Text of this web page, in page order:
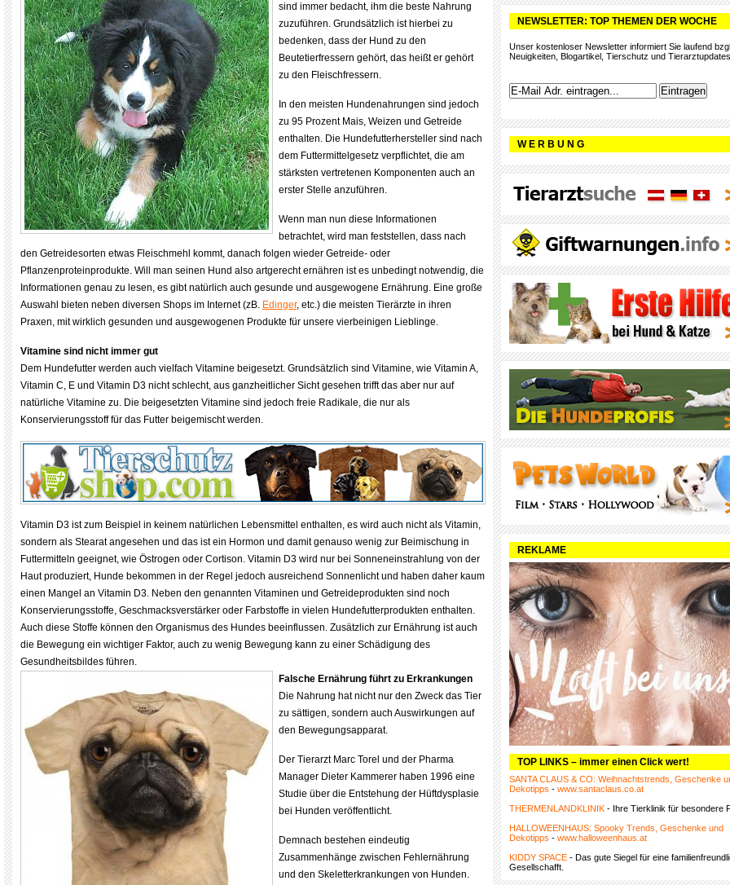
sind immer bedacht, ihm die beste Nahrung
zuzuführen. Grundsätzlich ist hierbei zu
bedenken, dass der Hund zu den
Beutetierfressern gehört, das heißt er gehört
zu den Fleischfressern.
In den meisten Hundenahrungen sind jedoch
zu 95 Prozent Mais, Weizen und Getreide
enthalten. Die Hundefutterhersteller sind nach
dem Futtermittelgesetz verpflichtet, die am
stärksten vertretenen Komponenten auch an
erster Stelle anzuführen.
Wenn man nun diese Informationen
betrachtet, wird man feststellen, dass nach
den Getreidesorten etwas Fleischmehl kommt, danach folgen wieder Getreide- oder
Pflanzenproteinprodukte. Will man seinen Hund also artgerecht ernähren ist es unbedingt notwendig, die
Informationen genau zu lesen, es gibt natürlich auch gesunde und ausgewogene Ernährung. Eine große
Auswahl bieten neben diversen Shops im Internet (zB. Edinger, etc.) die meisten Tierärzte in ihren
Praxen, mit wirklich gesunden und ausgewogenen Produkte für unsere vierbeinigen Lieblinge.
Vitamine sind nicht immer gut
Dem Hundefutter werden auch vielfach Vitamine beigesetzt. Grundsätzlich sind Vitamine, wie Vitamin A,
Vitamin C, E und Vitamin D3 nicht schlecht, aus ganzheitlicher Sicht gesehen trifft das aber nur auf
natürliche Vitamine zu. Die beigesetzten Vitamine sind jedoch freie Radikale, die nur als
Konservierungsstoff für das Futter beigemischt werden.
Vitamin D3 ist zum Beispiel in keinem natürlichen Lebensmittel enthalten, es wird auch nicht als Vitamin,
sondern als Stearat angesehen und das ist ein Hormon und damit genauso wenig zur Beimischung in
Futtermitteln geeignet, wie Östrogen oder Cortison. Vitamin D3 wird nur bei Sonneneinstrahlung von der
Haut produziert, Hunde bekommen in der Regel jedoch ausreichend Sonnenlicht und haben daher kaum
einen Mangel an Vitamin D3. Neben den genannten Vitaminen und Getreideprodukten sind noch
Konservierungsstoffe, Geschmacksverstärker oder Farbstoffe in vielen Hundefutterprodukten enthalten.
Auch diese Stoffe können den Organismus des Hundes beeinflussen. Zusätzlich zur Ernährung ist auch
die Bewegung ein wichtiger Faktor, auch zu wenig Bewegung kann zu einer Schädigung des
Gesundheitsbildes führen.
Falsche Ernährung führt zu Erkrankungen
Die Nahrung hat nicht nur den Zweck das Tier
zu sättigen, sondern auch Auswirkungen auf
den Bewegungsapparat.
Der Tierarzt Marc Torel und der Pharma
Manager Dieter Kammerer haben 1996 eine
Studie über die Entstehung der Hüftdysplasie
bei Hunden veröffentlicht.
Demnach bestehen eindeutig
Zusammenhänge zwischen Fehlernährung
und den Skeletterkrankungen von Hunden.
NEWSLETTER: TOP THEMEN DER WOCHE
Unser kostenloser Newsletter informiert Sie laufend
Neuigkeiten, Blogartikel, Tierschutz und
W E R B U N G
REKLAME
TOP LINKS – immer einen Click wert!
SANTA CLAUS & CO: Weihnachtstrends, Geschenke
Dekotipps - www.santaclaus.co.at
THERMENLANDKLINIK - Ihre Tierklinik für besondere
HALLOWEENHAUS: Spooky Trends, Geschenke und
Dekotipps - www.halloweenhaus.at
KIDDY SPACE - Das gute Siegel für eine
Gesellschafft.